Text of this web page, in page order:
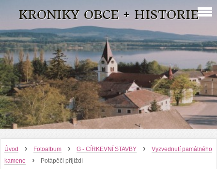
KRONIKY OBCE + HISTORIE
Úvod › Fotoalbum › G - CÍRKEVNÍ STAVBY ›
Vyzvednutí památného
kamene
› Potápěči přijíždí